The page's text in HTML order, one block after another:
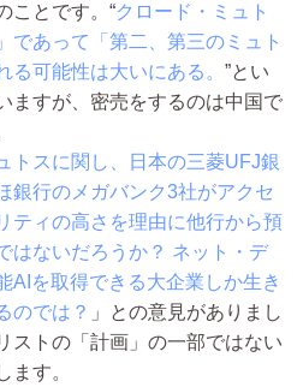
ことです。“クロード・ミュト
であって「第二、第三のミュト
る可能性は大いにある。 ”とい
ますが、密売をするのは中国で
トスに関し、日本の三菱UFJ銀
銀行のメガバンク3社がアクセ
ティの高さを理由に他行から預
はないだろうか？ ネット・デ
AIを取得できる大企業しか生き
のでは？ 」との意見がありまし
ストの「計画」の一部ではない
ます。